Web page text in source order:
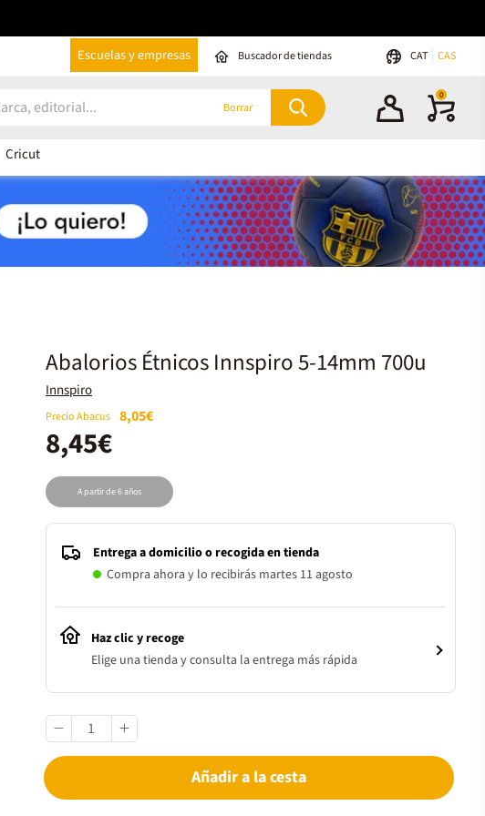
Escuelas y empresas Buscador de tiendas CAT CAS
Cricut
Borrar
0
Abalorios Étnicos Innspiro 5-14mm 700u
Innspiro
Precio Abacus 8,05€
8,45€
A partir de 6 años
Entrega a domicilio o recogida en tienda
Compra ahora y lo recibirás martes 11 agosto
Haz clic y recoge
Elige una tienda y consulta la entrega más rápida
Añadir a la cesta